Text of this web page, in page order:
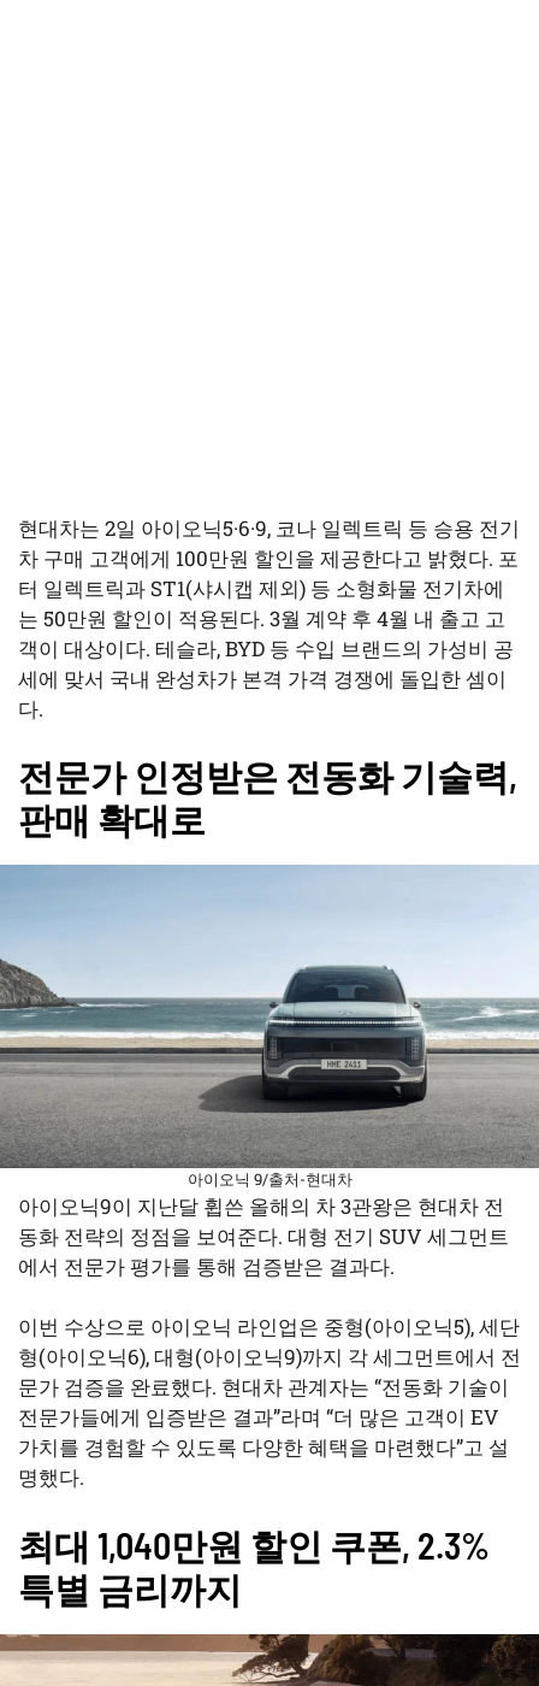
현대차는 2일 아이오닉5·6·9, 코나 일렉트릭 등 승용 전기
차 구매 고객에게 100만원 할인을 제공한다고 밝혔다. 포
터 일렉트릭과 ST1(샤시캡 제외) 등 소형화물 전기차에
는 50만원 할인이 적용된다. 3월 계약 후 4월 내 출고 고
객이 대상이다. 테슬라, BYD 등 수입 브랜드의 가성비 공
세에 맞서 국내 완성차가 본격 가격 경쟁에 돌입한 셈이
다.
전문가 인정받은 전동화 기술력,
판매 확대로
아이오닉 9/출처-현대차
아이오닉9이 지난달 휩쓴 올해의 차 3관왕은 현대차 전
동화 전략의 정점을 보여준다. 대형 전기 SUV 세그먼트
에서 전문가 평가를 통해 검증받은 결과다.
이번 수상으로 아이오닉 라인업은 중형(아이오닉5), 세단
형(아이오닉6), 대형(아이오닉9)까지 각 세그먼트에서 전
문가 검증을 완료했다. 현대차 관계자는 “전동화 기술이
전문가들에게 입증받은 결과”라며 “더 많은 고객이 EV
가치를 경험할 수 있도록 다양한 혜택을 마련했다”고 설
명했다.
최대 1,040만원 할인 쿠폰, 2.3%
특별 금리까지